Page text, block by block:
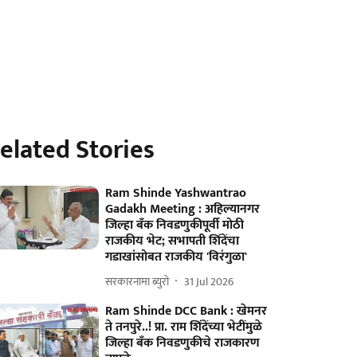
Stories
Ram Shinde Yashwantrao
Gadakh Meeting : अहिल्यानगर
जिल्हा बँक निवडणुकीपूर्वी मोठी
राजकीय भेट; सभापती शिंदेंचा
गडाखांसोबत राजकीय 'विरंगुळा'
सरकारनामा ब्युरो 31 Jul 2026
Ram Shinde DCC Bank : खेमनर
ते तनपुरे..! प्रा. राम शिंदेंच्या भेटींमुळे
जिल्हा बँक निवडणुकीचे राजकारण